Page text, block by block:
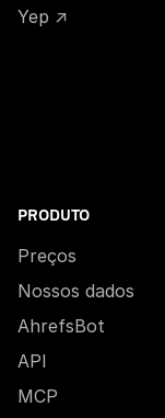
Yep ↗
PRODUTO
Preços
Nossos dados
AhrefsBot
API
MCP